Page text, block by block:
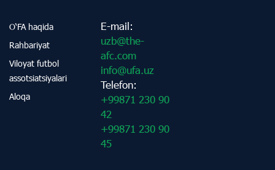
O‘FA haqida
Rahbariyat
Viloyat futbol
assotsiatsiyalari
Aloqa
E-mail:
uzb@the-
afc.com
info@ufa.uz
Telefon:
+99871 230 90
42
+99871 230 90
45